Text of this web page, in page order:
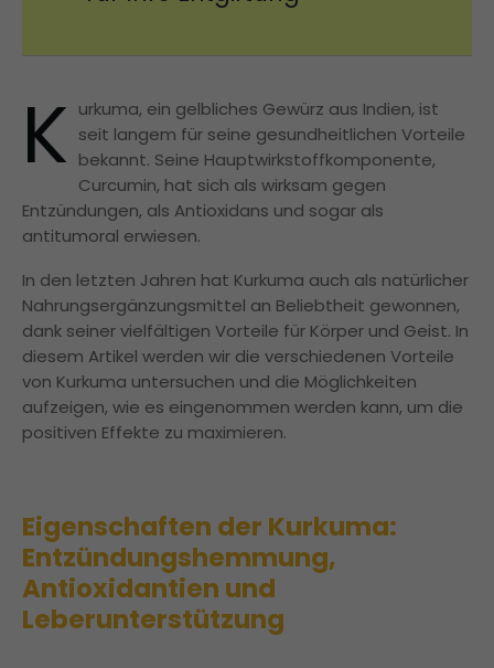
K urkuma, ein gelbliches Gewürz aus Indien, ist
seit langem für seine gesundheitlichen Vorteile
bekannt. Seine Hauptwirkstoffkomponente,
Curcumin, hat sich als wirksam gegen
Entzündungen, als Antioxidans und sogar als
antitumoral erwiesen.
In den letzten Jahren hat Kurkuma auch als natürlicher
Nahrungsergänzungsmittel an Beliebtheit gewonnen,
dank seiner vielfältigen Vorteile für Körper und Geist. In
diesem Artikel werden wir die verschiedenen Vorteile
von Kurkuma untersuchen und die Möglichkeiten
aufzeigen, wie es eingenommen werden kann, um die
positiven Effekte zu maximieren.
Eigenschaften der Kurkuma:
Entzündungshemmung,
Antioxidantien und
Leberunterstützung